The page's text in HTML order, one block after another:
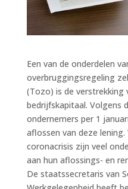
Een van de onderdelen
overbruggingsregeling
(Tozo) is de verstrekking
bedrijfskapitaal. Volgens
ondernemers per 1
aflossen van deze
coronacrisis zijn veel
aan hun aflossings- en
De staatssecretaris van